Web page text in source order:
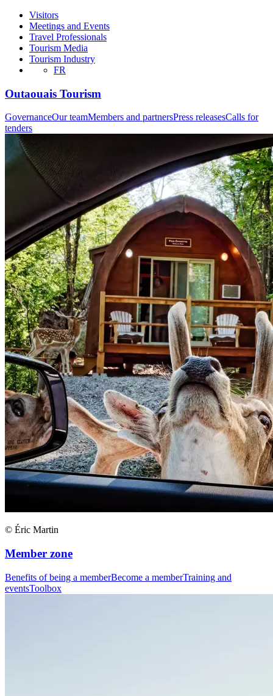
Visitors
Meetings and Events
Travel Professionals
Tourism Media
Tourism Industry
FR
Outaouais Tourism
GovernanceOur teamMembers and partnersPress releasesCalls for
tenders
© Éric Martin
Member zone
Benefits of being a memberBecome a memberTraining and
eventsToolbox